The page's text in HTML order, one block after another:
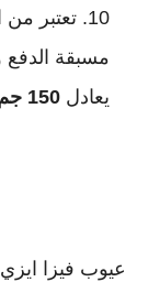
يعادل 150 جم مصري
عيوب فيزا